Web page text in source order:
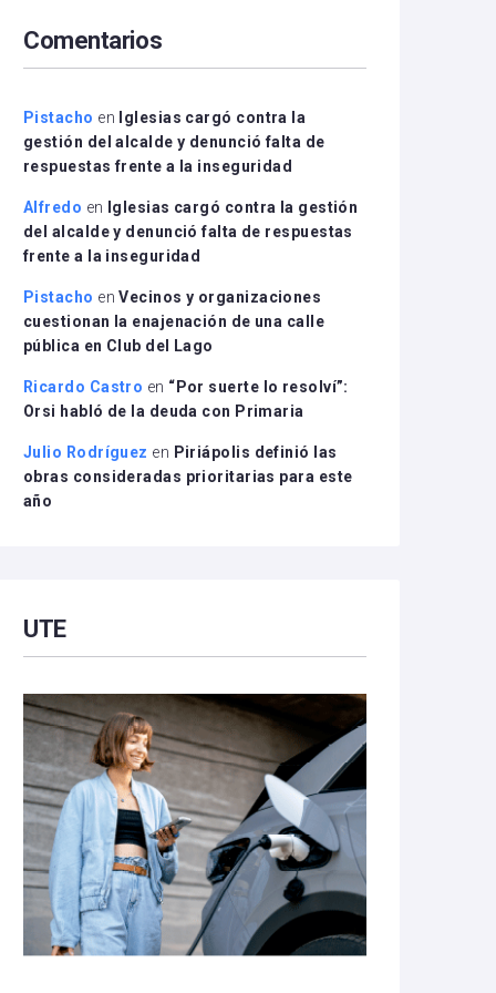
disminuir
el
Comentarios
Pistacho en
Iglesias cargó contra la
gestión del alcalde y denunció falta de
respuestas frente a la inseguridad
Alfredo en
Iglesias cargó contra la gestión
del alcalde y denunció falta de respuestas
frente a la inseguridad
Pistacho enVecinos y organizaciones
cuestionan la enajenación de una calle
pública en Club del Lago
Ricardo Castro en “Por suerte lo resolví”:
Orsi habló de la deuda con Primaria
Julio Rodríguez en Piriápolis definió las
obras consideradas prioritarias para este
año
UTE